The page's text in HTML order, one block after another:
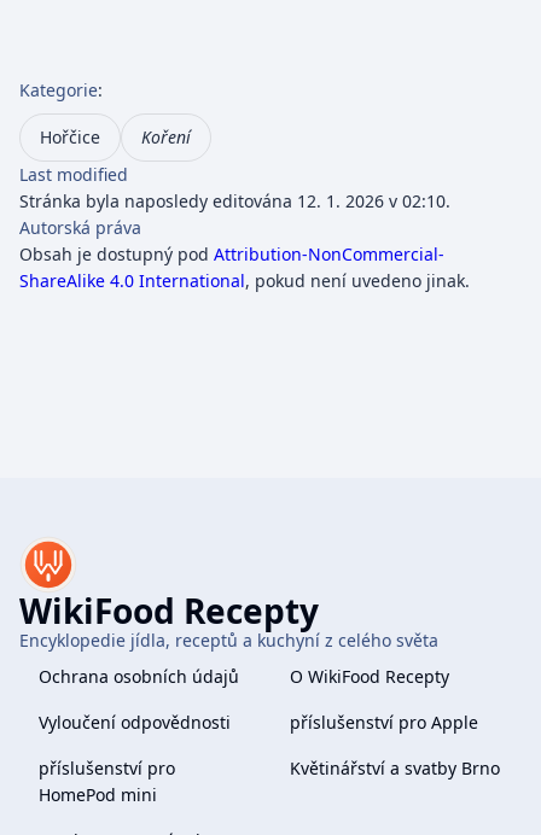
Kategorie:
Hořčice
Koření
Last modified
Stránka byla naposledy editována 12. 1. 2026 v 02:10.
Autorská práva
Obsah je dostupný pod Attribution-NonCommercial-
ShareAlike 4.0 International, pokud není uvedeno jinak.
WikiFood Recepty
Encyklopedie jídla, receptů a kuchyní z celého světa
Ochrana osobních údajů
O WikiFood Recepty
Vyloučení odpovědnosti
příslušenství pro Apple
příslušenství pro
HomePod mini
Květinářství a svatby Brno